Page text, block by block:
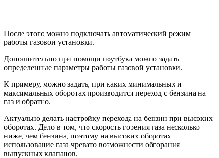
После этого можно подключать автоматический режим
работы газовой установки.
Дополнительно при помощи ноутбука можно задать
определенные параметры работы газовой установки.
К примеру, можно задать, при каких минимальных и
максимальных оборотах производится переход с бензина на
газ и обратно.
Актуально делать настройку перехода на бензин при высоких
оборотах. Дело в том, что скорость горения газа несколько
ниже, чем бензина, поэтому на высоких оборотах
использование газа чревато возможности обгорания
выпускных клапанов.